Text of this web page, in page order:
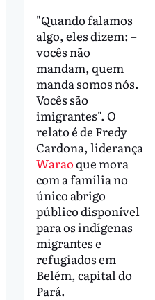
"Quando falamos
algo, eles dizem: –
vocês não
mandam, quem
manda somos nós.
Vocês são
imigrantes". O
relato é de Fredy
Cardona, liderança
Waraoque mora
com a família no
único abrigo
público disponível
para os indígenas
migrantes e
refugiados em
Belém, capital do
Pará.